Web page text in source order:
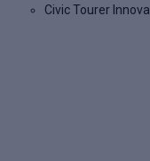
Civic Tourer Innova